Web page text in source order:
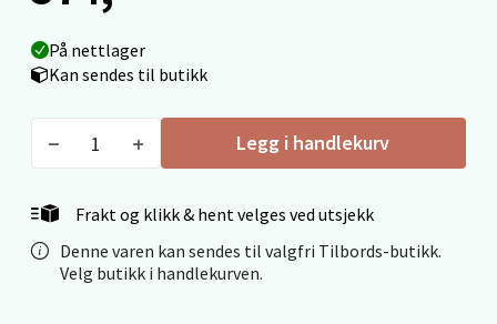
På nettlager
Kan sendes til butikk
Legg i handlekurv
Frakt og klikk & hent velges ved utsjekk
Denne varen kan sendes til valgfri Tilbords-butikk.
Velg butikk i handlekurven.
0 i butikk
Ålesund - Thon Senter Moa
Langelandsvegen 25, 6010 Ålesund
Åpent i dag 10-20
0 i butikk